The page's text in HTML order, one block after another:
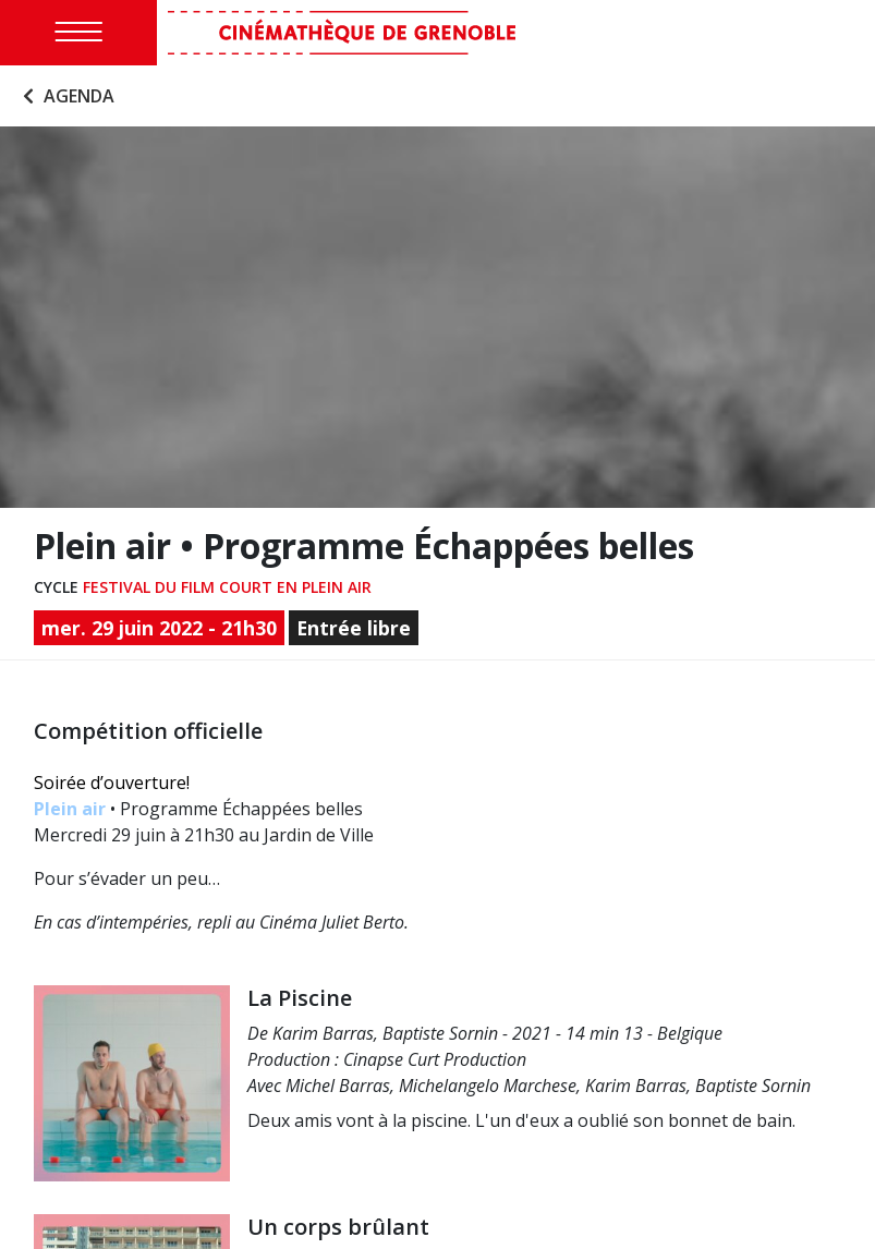
AGENDA
Plein air • Programme Échappées belles
CYCLE FESTIVAL DU FILM COURT EN PLEIN AIR
mer. 29 juin 2022 - 21h30 Entrée libre
Compétition officielle
Soirée d’ouverture!
Plein air • Programme Échappées belles
Mercredi 29 juin à 21h30 au Jardin de Ville
Pour s’évader un peu…
En cas d’intempéries, repli au Cinéma Juliet Berto.
La Piscine
De Karim Barras, Baptiste Sornin - 2021 - 14 min 13 - Belgique
Production : Cinapse Curt Production
Avec Michel Barras, Michelangelo Marchese, Karim Barras, Baptiste Sornin
Deux amis vont à la piscine. L'un d'eux a oublié son bonnet de bain.
Un corps brûlant